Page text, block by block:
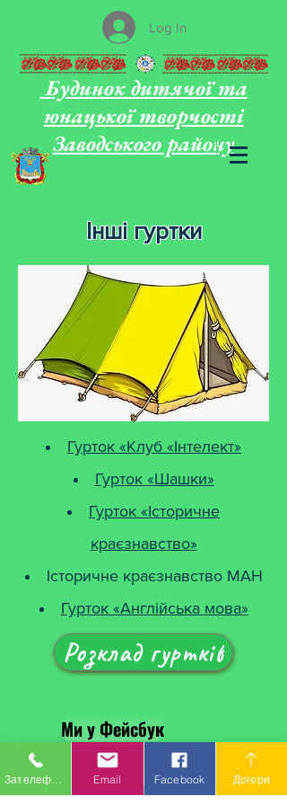
Log In
Будинок дитячої та
юнацької творчості
Заводського району
Інші гуртки
Гурток «Клуб «Інтелект»
Гурток «Шашки»
Гурток «Історичне
краєзнавство»
Історичне краєзнавство МАН
Гурток «Англійська мова»
Розклад гуртків
Ми у Фейсбук
Ми у Інстаграм
Email Facebook Догори